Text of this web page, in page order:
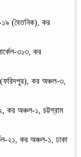
১৯ (বৈতনিক), কর
৩১৩, কর
কর অঞ্চল-৩,
কর অঞ্চল-১, চট্টগ্রাম
২১, কর অঞ্চল-১, ঢাকা